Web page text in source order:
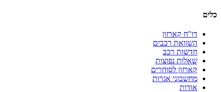
כלים
דו"ח קארזון
השוואת רכבים
חדשות רכב
שאלות נפוצות
קארזון לסוחרים
מחשבוני אגרות
אודות